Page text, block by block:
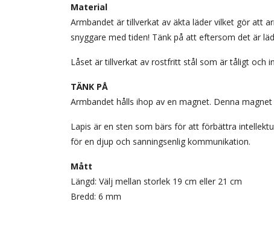
Material
Armbandet är tillverkat av äkta läder vilket gör att
snyggare med tiden! Tänk på att eftersom det är
Låset är tillverkat av rostfritt stål som är tåligt och
TÄNK PÅ
Armbandet hålls ihop av en magnet. Denna
Lapis är en sten som bärs för att förbättra
för en djup och sanningsenlig kommunikation.
Mått
Längd: Välj mellan storlek 19 cm eller 21 cm
Bredd: 6 mm